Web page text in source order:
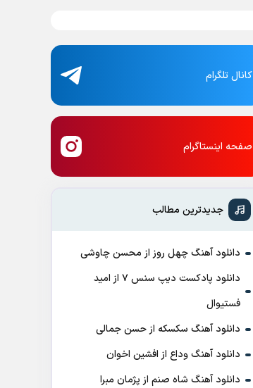
کانال تلگرام
صفحه اینستاگرام
جدیدترین مطالب
دانلود آهنگ چهل روز از محسن چاوشی
دانلود پادکست ديپ سنس ۷ از اميد
فستيوال
دانلود آهنگ سکسکه از حسن جمالی
دانلود آهنگ وداع از افشين اخوان
دانلود آهنگ شاه صنم از پژمان مبرا